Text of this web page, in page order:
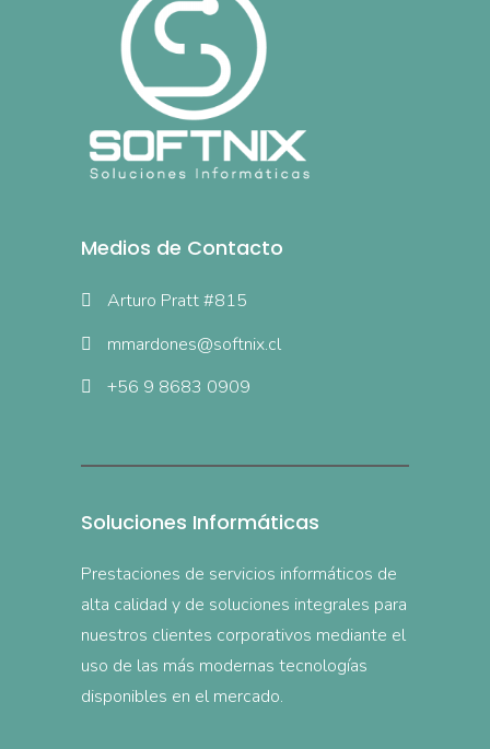
Medios de Contacto
Arturo Pratt #815
mmardones@softnix.cl
+56 9 8683 0909
Soluciones Informáticas
Prestaciones de servicios informáticos de
alta calidad y de soluciones integrales para
nuestros clientes corporativos mediante el
uso de las más modernas tecnologías
disponibles en el mercado.